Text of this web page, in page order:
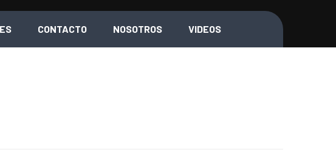
CONTACTO NOSOTROS VIDEOS